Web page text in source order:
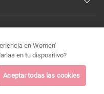
2026 ©
en Women'
en tu dispositivo?
Aceptar todas las cookies